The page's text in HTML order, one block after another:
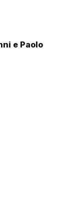
e Paolo